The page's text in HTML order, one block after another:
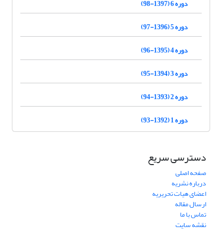
دوره 6 (1397-98)
دوره 5 (1396-97)
دوره 4 (1395-96)
دوره 3 (1394-95)
دوره 2 (1393-94)
دوره 1 (1392-93)
دسترسی سریع
صفحه اصلی
درباره نشریه
اعضای هیات تحریریه
ارسال مقاله
تماس با ما
نقشه سایت